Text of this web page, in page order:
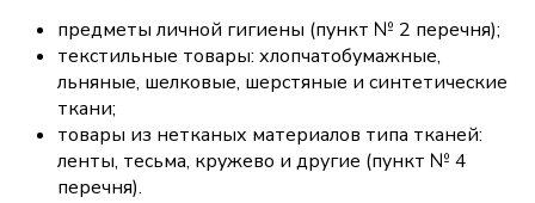
предметы личной гигиены (пункт № 2 перечня);
текстильные товары: хлопчатобумажные,
льняные, шелковые, шерстяные и синтетические
ткани;
товары из нетканых материалов типа тканей:
ленты, тесьма, кружево и другие (пункт № 4
перечня).